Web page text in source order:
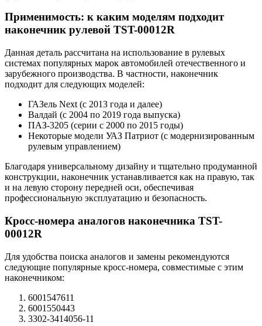
Применимость: к каким моделям подходит
наконечник рулевой TST-00012R
Данная деталь рассчитана на использование в рулевых
системах популярных марок автомобилей отечественного и
зарубежного производства. В частности, наконечник
подходит для следующих моделей:
ГАЗель Next (с 2013 года и далее)
Валдай (с 2004 по 2019 года выпуска)
ПАЗ-3205 (серии с 2000 по 2015 годы)
Некоторые модели УАЗ Патриот (с модернизированным
рулевым управлением)
Благодаря универсальному дизайну и тщательно продуманной
конструкции, наконечник устанавливается как на правую, так
и на левую сторону передней оси, обеспечивая
профессиональную эксплуатацию и безопасность.
Кросс-номера аналогов наконечника TST-
00012R
Для удобства поиска аналогов и замены рекомендуются
следующие популярные кросс-номера, совместимые с этим
наконечником:
6001547611
6001550443
3302-3414056-11